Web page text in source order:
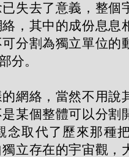
已失去了意義，整個
，其中的成份息息
分割為獨立單位的
分。
網絡，當然不用說
某個整體可以分割
念取代了歷來那種
立存在的宇宙觀，